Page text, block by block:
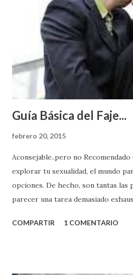
Guía Básica del Faje...
febrero 20, 2015
Aconsejable..pero no Recomendado
explorar tu sexualidad, el mundo
opciones. De hecho, son tantas las
parecer una tarea demasiado
partes de ti que jamás hubieras
COMPARTIR 1 COMENTARIO